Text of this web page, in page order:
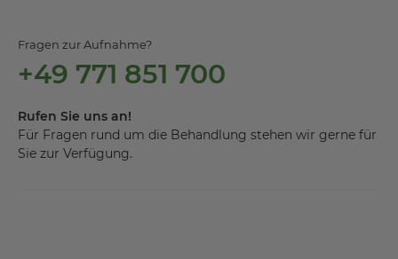
Fragen zur Aufnahme?
+49 771 851 700
Rufen Sie uns an!
Für Fragen rund um die Behandlung stehen wir gerne für
Sie zur Verfügung.